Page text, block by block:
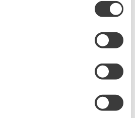
e Alvarinho